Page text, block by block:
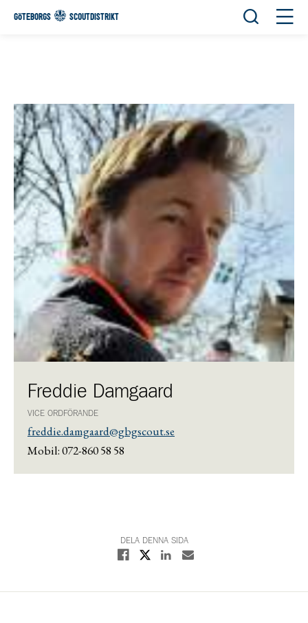
GÖTEBORGS SCOUTDISTRIKT Öppna
Freddie Damgaard
VICE ORDFÖRANDE
freddie.damgaard@gbgscout.se
Mobil: 072-860 58 58
DELA DENNA SIDA
Dela på Facebook
Dela på XDela på Linkedin
Dela med E-post